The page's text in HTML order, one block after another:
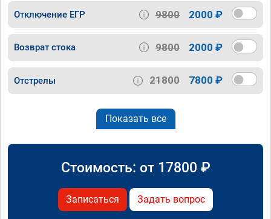
Отключение ЕГР 9800 2000 ₽
Возврат стока 9800 2000 ₽
Отстрелы 21800 7800 ₽
Показать все
Стоимость: от 17800 ₽
Записаться Задать вопрос